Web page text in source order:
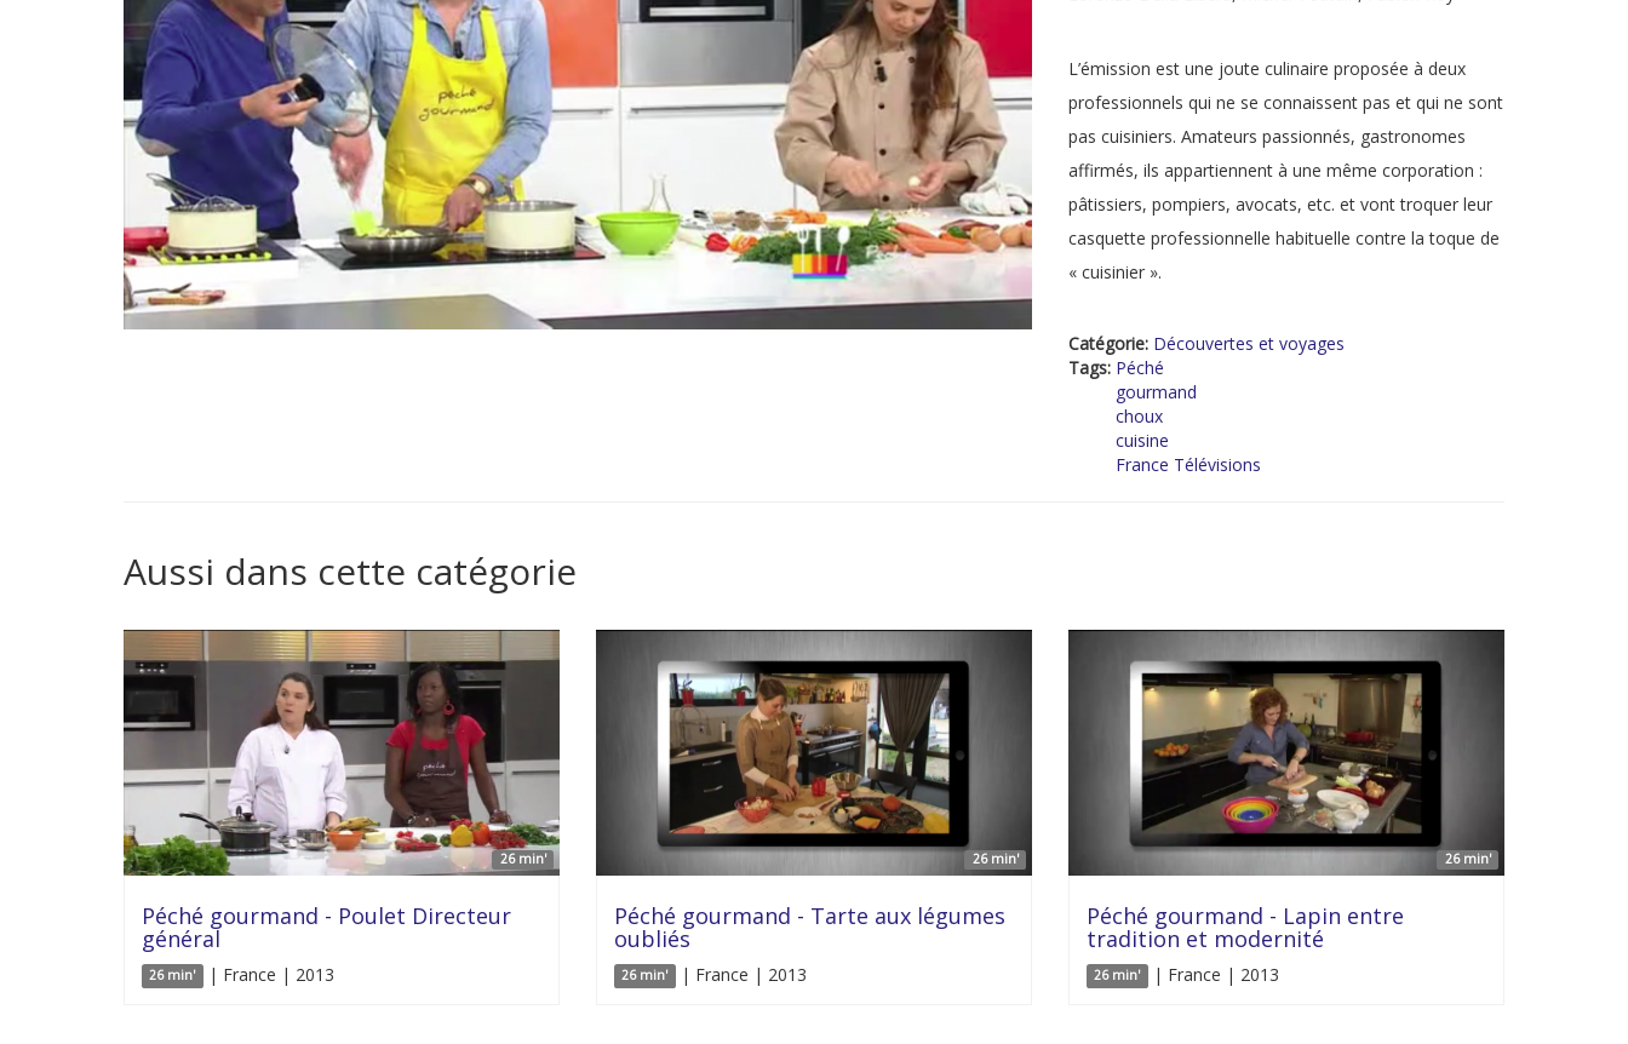
L’émission est une joute culinaire proposée à deux
professionnels qui ne se connaissent pas et qui ne sont
pas cuisiniers. Amateurs passionnés, gastronomes
affirmés, ils appartiennent à une même corporation :
pâtissiers, pompiers, avocats, etc. et vont troquer leur
casquette professionnelle habituelle contre la toque de
« cuisinier ».
Catégorie: Découvertes et voyages
Tags: Péché
gourmand
choux
cuisine
France Télévisions
Aussi dans cette catégorie
26 min'
Péché gourmand - Poulet Directeur
général
26 min' | France | 2013
26 min'
Péché gourmand - Tarte aux légumes
oubliés
26 min' | France | 2013
26 min'
Péché gourmand - Lapin entre
tradition et modernité
26 min' | France | 2013